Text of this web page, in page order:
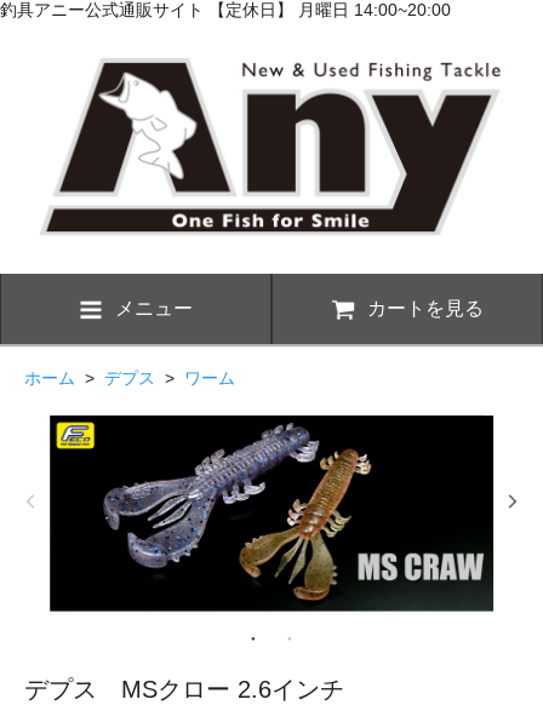
釣具アニー公式通販サイト 【定休日】 月曜日 14:00~20:00
メニュー カートを見る
ホーム > デプス > ワーム
デプス MSクロー 2.6インチ